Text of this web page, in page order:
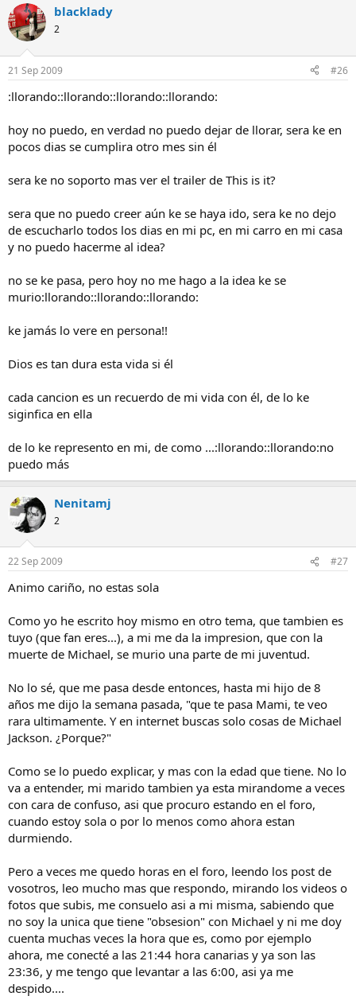
blacklady
2
21 Sep 2009 #26
:llorando::llorando::llorando::llorando:
hoy no puedo, en verdad no puedo dejar de llorar, sera ke en
pocos dias se cumplira otro mes sin él
sera ke no soporto mas ver el trailer de This is it?
sera que no puedo creer aún ke se haya ido, sera ke no dejo
de escucharlo todos los dias en mi pc, en mi carro en mi casa
y no puedo hacerme al idea?
no se ke pasa, pero hoy no me hago a la idea ke se
murio:llorando::llorando::llorando:
ke jamás lo vere en persona!!
Dios es tan dura esta vida si él
cada cancion es un recuerdo de mi vida con él, de lo ke
siginfica en ella
de lo ke represento en mi, de como ...:llorando::llorando:no
puedo más
Nenitamj
2
22 Sep 2009 #27
Animo cariño, no estas sola
Como yo he escrito hoy mismo en otro tema, que tambien es
tuyo (que fan eres...), a mi me da la impresion, que con la
muerte de Michael, se murio una parte de mi juventud.
No lo sé, que me pasa desde entonces, hasta mi hijo de 8
años me dijo la semana pasada, "que te pasa Mami, te veo
rara ultimamente. Y en internet buscas solo cosas de Michael
Jackson. ¿Porque?"
Como se lo puedo explicar, y mas con la edad que tiene. No lo
va a entender, mi marido tambien ya esta mirandome a veces
con cara de confuso, asi que procuro estando en el foro,
cuando estoy sola o por lo menos como ahora estan
durmiendo.
Pero a veces me quedo horas en el foro, leendo los post de
vosotros, leo mucho mas que respondo, mirando los videos o
fotos que subis, me consuelo asi a mi misma, sabiendo que
no soy la unica que tiene "obsesion" con Michael y ni me doy
cuenta muchas veces la hora que es, como por ejemplo
ahora, me conecté a las 21:44 hora canarias y ya son las
23:36, y me tengo que levantar a las 6:00, asi ya me
despido....